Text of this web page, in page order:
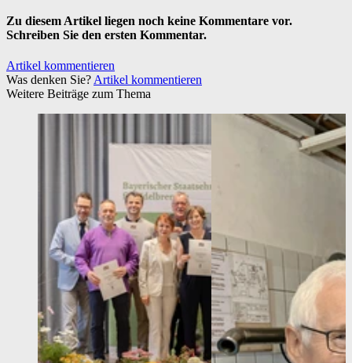
Zu diesem Artikel liegen noch keine Kommentare vor.
Schreiben Sie den ersten Kommentar.
Artikel kommentieren
Was denken Sie? Artikel kommentieren
Weitere Beiträge zum Thema